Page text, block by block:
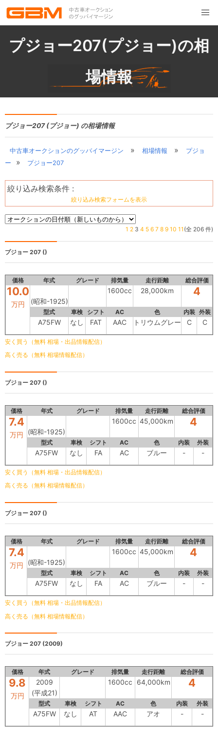
プジョー207(プジョー)の相
場情報
プジョー207 (プジョー) の相場情報
中古車オークションのグッバイマージン » 相場情報 »
プジョ
ー
» プジョー207
絞り込み検索条件 :
絞り込み検索フォームを表示
1 2 3 4 5 6 7 8 9 10 11 (全 206 件)
プジョー 207 ()
価格 年式 グレード 排気量 走行距離 総合評価
10.0
万円 (昭和-1925)
1600cc 28,000km 4
型式 車検 シフト AC 色 内装 外装
A75FW なし FAT AAC トリウムグレー C C
安く買う（無料 相場・出品情報配信）
高く売る（無料 相場情報配信）
プジョー 207 ()
価格 年式 グレード 排気量 走行距離 総合評価
7.4
万円 (昭和-1925)
1600cc 45,000km 4
型式 車検 シフト AC 色 内装 外装
A75FW なし FA AC ブルー - -
安く買う（無料 相場・出品情報配信）
高く売る（無料 相場情報配信）
プジョー 207 ()
価格 年式 グレード 排気量 走行距離 総合評価
7.4
万円 (昭和-1925)
1600cc 45,000km 4
型式 車検 シフト AC 色 内装 外装
A75FW なし FA AC ブルー - -
安く買う（無料 相場・出品情報配信）
高く売る（無料 相場情報配信）
プジョー 207 (2009)
価格 年式 グレード 排気量 走行距離 総合評価
9.8
万円
2009
(平成21)
1600cc 64,000km 4
型式 車検 シフト AC 色 内装 外装
A75FW なし AT AAC アオ - -